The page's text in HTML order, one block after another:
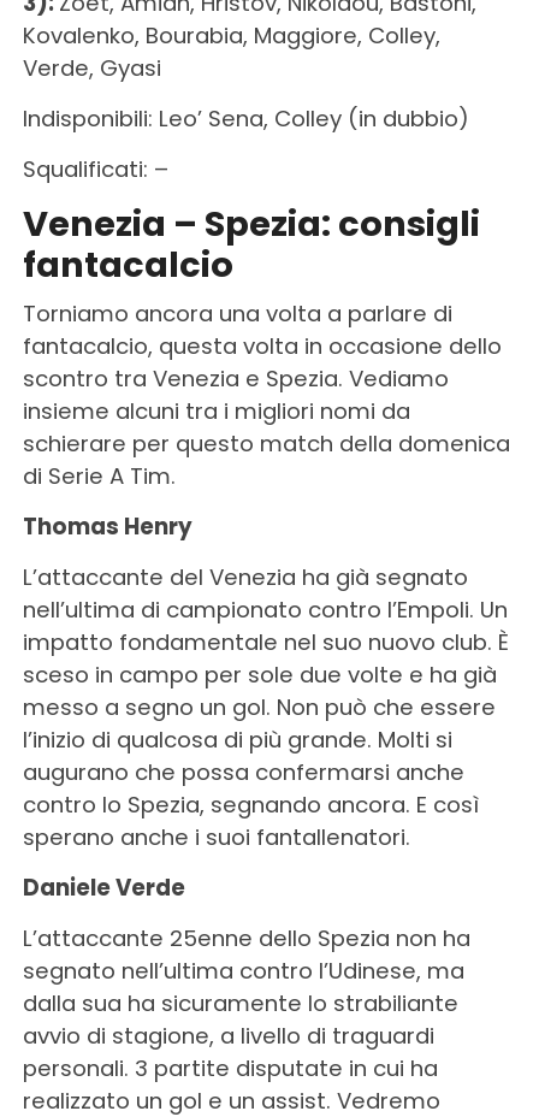
Kovalenko, Bourabia, Maggiore, Colley,
Verde, Gyasi
Indisponibili: Leo’ Sena, Colley (in dubbio)
Squalificati: –
Venezia – Spezia: consigli
fantacalcio
Torniamo ancora una volta a parlare di
fantacalcio, questa volta in occasione dello
scontro tra Venezia e Spezia. Vediamo
insieme alcuni tra i migliori nomi da
schierare per questo match della domenica
di Serie A Tim.
Thomas Henry
L’attaccante del Venezia ha già segnato
nell’ultima di campionato contro l’Empoli. Un
impatto fondamentale nel suo nuovo club. È
sceso in campo per sole due volte e ha già
messo a segno un gol. Non può che essere
l’inizio di qualcosa di più grande. Molti si
augurano che possa confermarsi anche
contro lo Spezia, segnando ancora. E così
sperano anche i suoi fantallenatori.
Daniele Verde
L’attaccante 25enne dello Spezia non ha
segnato nell’ultima contro l’Udinese, ma
dalla sua ha sicuramente lo strabiliante
avvio di stagione, a livello di traguardi
personali. 3 partite disputate in cui ha
realizzato un gol e un assist. Vedremo